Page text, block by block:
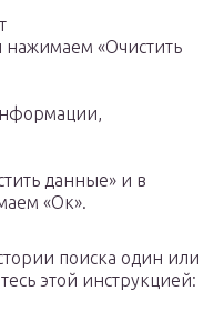
нажимаем «Очистить
данные» и в
«Ок».
поиска один или
этой инструкцией: